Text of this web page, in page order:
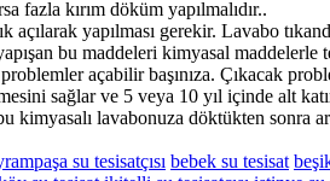
fazla kırım döküm yapılmalıdır..
yapılması gerekir. Lavabo
bu maddeleri kimyasal
açabilir başınıza. Çıkacak
sağlar ve 5 veya 10 yıl içinde alt
kimyasalı lavabonuza döktükten sonra
su tesisatçısı bebek su tesisat